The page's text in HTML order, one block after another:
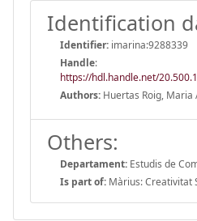
Identification
Identifier: imarina:9288339
Handle:
https://hdl.handle.net/
Authors: Huertas Roig, Maria
Others:
Departament: Estudis de
Is part of: Màrius: Creativitat